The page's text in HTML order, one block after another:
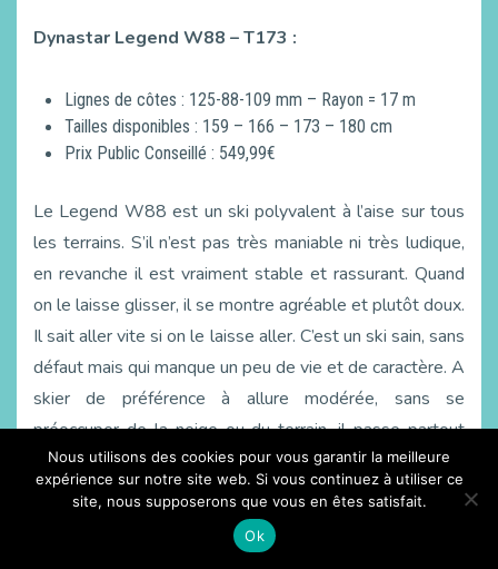
Dynastar Legend W88 – T173 :
Lignes de côtes : 125-88-109 mm – Rayon = 17 m
Tailles disponibles : 159 – 166 – 173 – 180 cm
Prix Public Conseillé : 549,99€
Le Legend W88 est un ski polyvalent à l’aise sur tous
les terrains. S’il n’est pas très maniable ni très ludique,
en revanche il est vraiment stable et rassurant. Quand
on le laisse glisser, il se montre agréable et plutôt doux.
Il sait aller vite si on le laisse aller. C’est un ski sain, sans
défaut mais qui manque un peu de vie et de caractère. A
skier de préférence à allure modérée, sans se
préoccuper de la neige ou du terrain, il passe partout
avec la même sagesse.
Pour les skieuses qui aiment la stabilité.
Nous utilisons des cookies pour vous garantir la meilleure
expérience sur notre site web. Si vous continuez à utiliser ce
site, nous supposerons que vous en êtes satisfait.
Ok